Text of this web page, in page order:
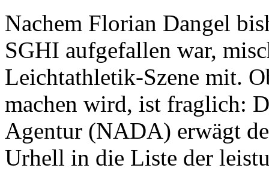
Nachem Florian Dangel
SGHI aufgefallen war,
Leichtathletik-Szene mit.
machen wird, ist fraglich:
Agentur (NADA) erwägt
Urhell in die Liste der